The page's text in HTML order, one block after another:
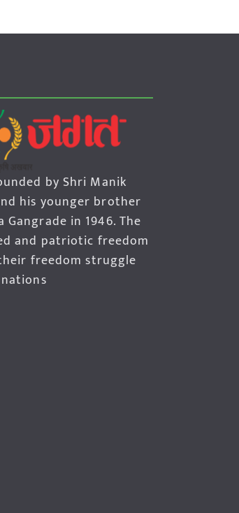
by Shri Manik
his younger brother
Gangrade in 1946. The
and patriotic freedom
freedom struggle